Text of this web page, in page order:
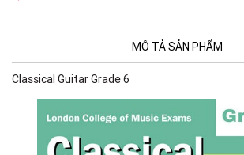
MÔ TẢ SẢN PHẨM
Classical Guitar Grade 6